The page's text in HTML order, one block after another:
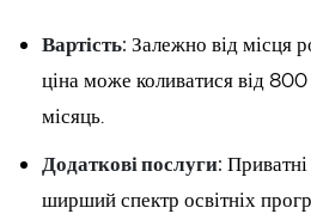
Вартість: Залежно від місця
ціна може коливатися від
місяць.
Додаткові послуги:
ширший спектр освітніх